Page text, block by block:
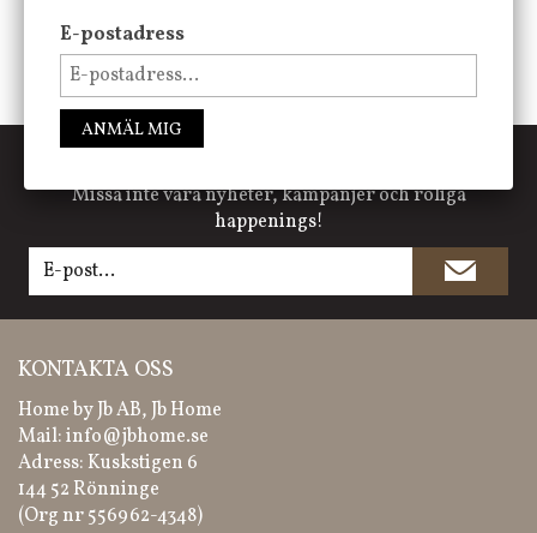
Missa inte våra nyheter, kampanjer och roliga
happenings!
KONTAKTA OSS
Home by Jb AB, Jb Home
Mail:info@jbhome.se
Adress: Kuskstigen 6
144 52 Rönninge
(Org nr 556962-4348)
E-postadress
ANMÄL MIG